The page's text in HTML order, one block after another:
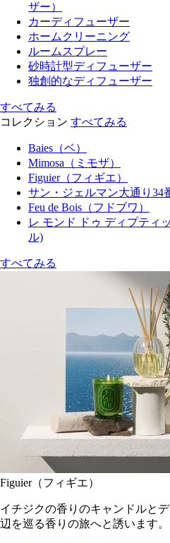
ザー）
カーディフューザー
ホームクリーニング
ルームスプレー
砂時計型ディフューザー
独創的なディフューザー
すべてみる
コレクション すべてみる
Baies（ベ）
Mimosa（ミモザ）
Figuier（フィギエ）
サン・ジェルマン大通り34
Feu de Bois（フドブワ）
レ モンド ドゥ ディプティ
ル)
すべてみる
Figuier（フィギエ）
イチジクの香りのキャンドルと
辺を巡る香りの旅へと誘います。